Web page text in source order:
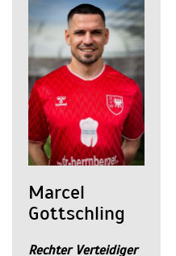
Marcel
Gottschling
Rechter Verteidiger